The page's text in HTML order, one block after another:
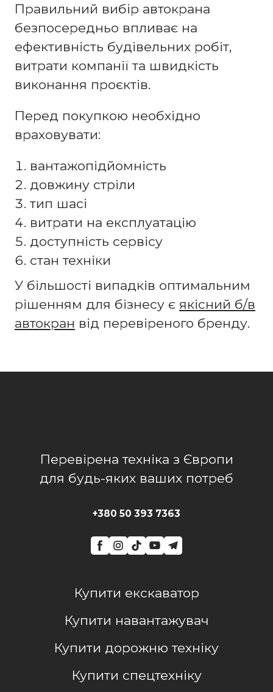
Правильний вибір автокрана
безпосередньо впливає на
ефективність будівельних робіт,
витрати компанії та швидкість
виконання проєктів.
Перед покупкою необхідно
враховувати:
вантажопідйомність
довжину стріли
тип шасі
витрати на експлуатацію
доступність сервісу
стан техніки
У більшості випадків оптимальним
рішенням для бізнесу є якісний б/в
автокран від перевіреного бренду.
Перевірена техніка з Європи
для будь-яких ваших потреб
+380 50 393 7363
Купити екскаватор
Купити навантажувач
Купити дорожню техніку
Купити спецтехніку